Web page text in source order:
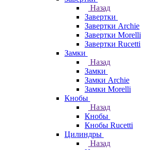
Назад
Завертки
Завертки Archie
Завертки Morelli
Завертки Rucetti
Замки
Назад
Замки
Замки Archie
Замки Morelli
Кнобы
Назад
Кнобы
Кнобы Rucetti
Цилиндры
Назад